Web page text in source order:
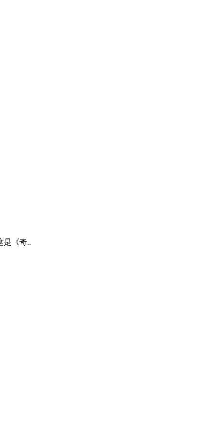
是《奇..